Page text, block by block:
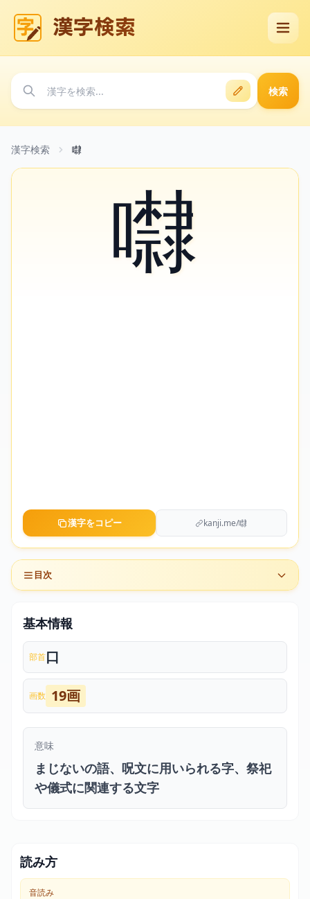
漢字検索
検索
漢字検索 㘑
㘑
漢字をコピー kanji.me/㘑
目次
基本情報
部首口
画数 19画
意味
まじないの語、呪文に用いられる字、祭祀
や儀式に関連する文字
読み方
音読み